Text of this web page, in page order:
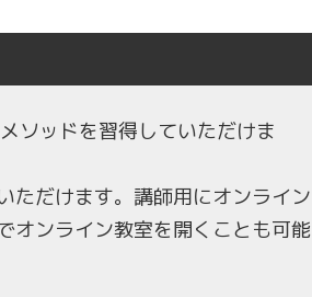
ソッドを習得していただけま
ただけます。講師用にオンライン
オンライン教室を開くことも可能